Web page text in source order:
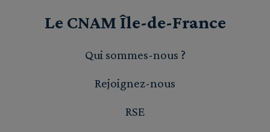
Le CNAM Île-de-France
Qui sommes-nous ?
Rejoignez-nous
RSE